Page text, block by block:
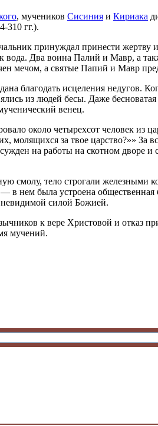
, мучеников Сисиния и Кириака
310 гг.).
принуждал принести
вода. Два воина Палий и Мавр, а
мечом, а святые Папий и Мавр
благодать исцеления недугов.
из людей бесы. Даже
венец.
около четырехсот человек из
молящихся за твое царство?»
За
на работы на скотном дворе
смолу, тело строгали железными
в нем была устроена
невидимой силой Божией.
к вере Христовой и отказ
мучений.